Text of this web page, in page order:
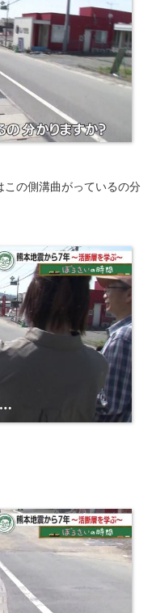
の側溝曲がっているの分